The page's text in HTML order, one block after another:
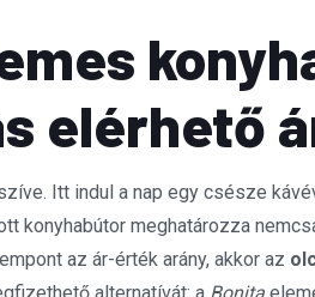
elérhető
Itt indul a nap egy csésze
konyhabútor meghatározza
az ár-érték arány, akkor az